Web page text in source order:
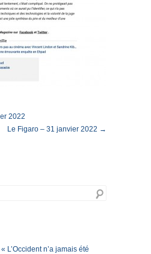
2022
Le Figaro – 31 janvier 2022 →
L’Occident n’a jamais été